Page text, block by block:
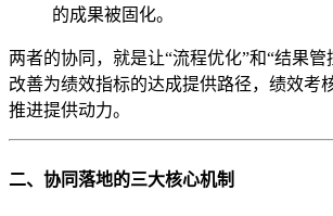
的成果被固化。
两者的协同，就是让“流程优化”和“结果管
改善为绩效指标的达成提供路径，绩效考
推进提供动力。
二、协同落地的三大核心机制